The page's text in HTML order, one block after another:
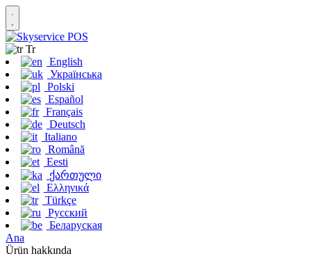
Tr
English
Українська
Polski
Español
Français
Deutsch
Italiano
Română
Eesti
ქართული
Ελληνικά
Türkçe
Русский
Беларуская
Ana
Ürün hakkında